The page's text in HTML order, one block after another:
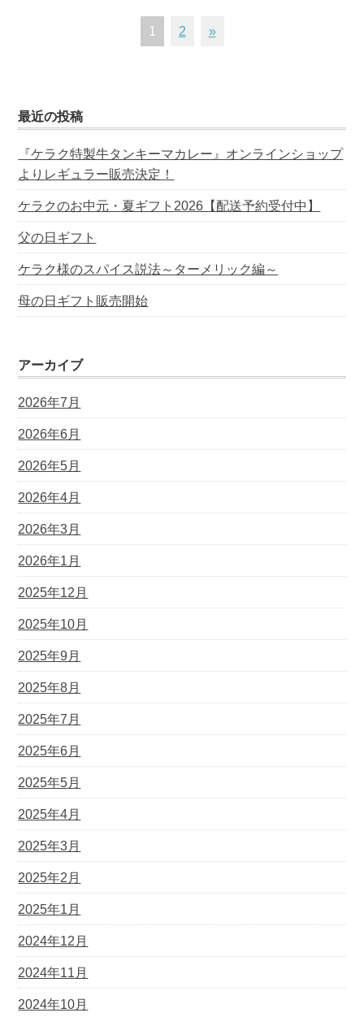
1 2 »
最近の投稿
『ケラク特製牛タンキーマカレー』オンラインショップ
よりレギュラー販売決定！
ケラクのお中元・夏ギフト2026【配送予約受付中】
父の日ギフト
ケラク様のスパイス説法～ターメリック編～
母の日ギフト販売開始
アーカイブ
2026年7月
2026年6月
2026年5月
2026年4月
2026年3月
2026年1月
2025年12月
2025年10月
2025年9月
2025年8月
2025年7月
2025年6月
2025年5月
2025年4月
2025年3月
2025年2月
2025年1月
2024年12月
2024年11月
2024年10月